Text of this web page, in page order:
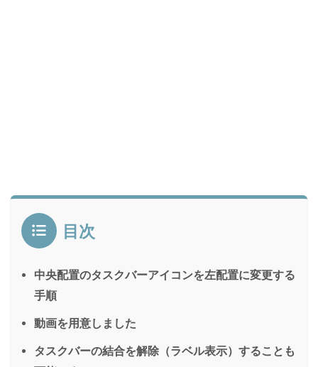
目次
中央配置のタスクバーアイコンを左配置に変更する
手順
動画を用意しました
タスクバーの結合を解除（ラベル表示）することも